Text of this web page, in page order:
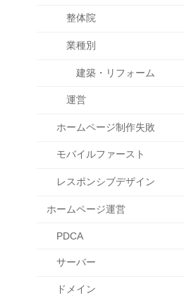
整体院
業種別
建築・リフォーム
運営
ホームページ制作失敗
モバイルファースト
レスポンシブデザイン
ホームページ運営
PDCA
サーバー
ドメイン